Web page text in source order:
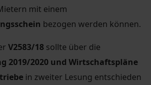
mit einem
bezogen werden können.
V2583/18 sollte über die
2019/2020 und Wirtschaftspläne
in zweiter Lesung entschieden